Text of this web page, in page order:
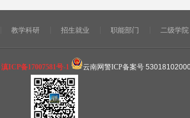
教学科研 招生就业 职能部门 二级学院
滇ICP备17007581号-1 云南网警ICP备案号